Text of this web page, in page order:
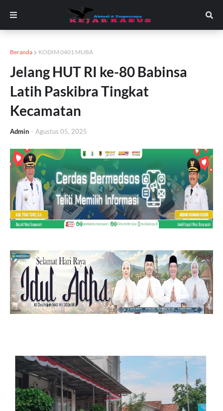
Beranda KODIM 0401 MUBA
Jelang HUT RI ke-80 Babinsa
Latih Paskibra Tingkat
Kecamatan
Admin - Agustus 05, 2025